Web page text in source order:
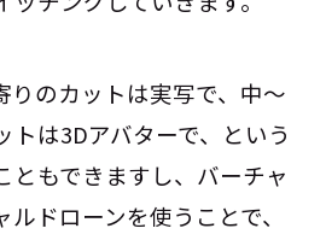
りのカットは実写で、中～
トは3Dアバターで、という
ともできますし、バーチャ
ドローンを使うことで、